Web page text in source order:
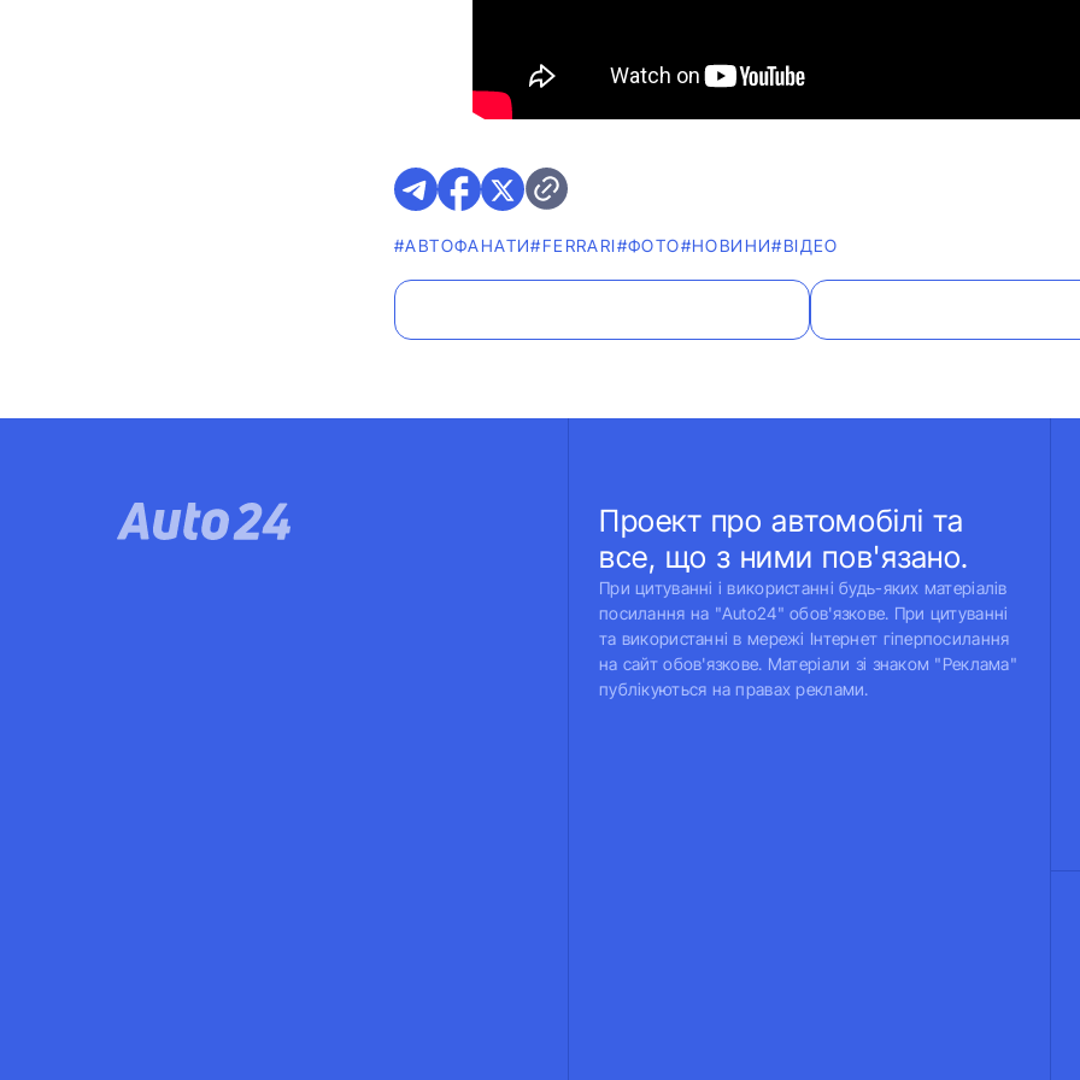
#АВТОФАНАТИ#FERRARI#ФОТО#НОВИНИ#ВІДЕО
Проект про автомобілі та
все, що з ними пов'язано.
При цитуванні і використанні будь-яких матеріалів
посилання на "Auto24" обов'язкове. При цитуванні
та використанні в мережі Інтернет гіперпосилання
на сайт обов'язкове. Матеріали зі знаком "Реклама"
публікуються на правах реклами.